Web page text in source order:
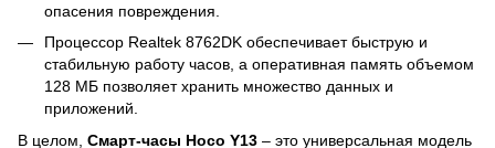
опасения повреждения.
Процессор Realtek 8762DK обеспечивает быструю и
стабильную работу часов, а оперативная память объемом
128 МБ позволяет хранить множество данных и
приложений.
В целом, Cмарт-часы Hoco Y13 – это универсальная модель